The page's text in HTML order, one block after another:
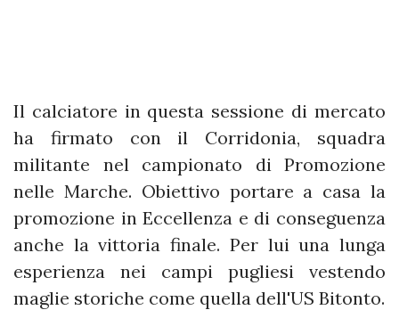
Il calciatore in questa sessione di mercato
ha firmato con il Corridonia, squadra
militante nel campionato di Promozione
nelle Marche. Obiettivo portare a casa la
promozione in Eccellenza e di conseguenza
anche la vittoria finale. Per lui una lunga
esperienza nei campi pugliesi vestendo
maglie storiche come quella dell'US Bitonto.